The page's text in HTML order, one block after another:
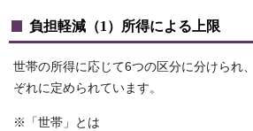
負担軽減（1）所得による上限
世帯の所得に応じて6つの区分に分けられ
ぞれに定められています。
※「世帯」とは